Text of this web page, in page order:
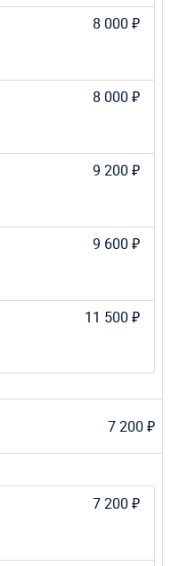
8 000 ₽
8 000 ₽
9 200 ₽
9 600 ₽
11 500 ₽
7 200 ₽
7 200 ₽